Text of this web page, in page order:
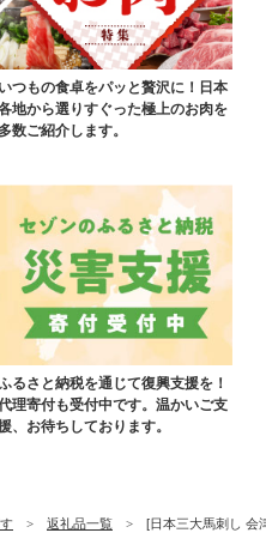
いつもの食卓をパッと贅沢に！日本
地から選りすぐった極上のお肉を
数ご紹介します。
るさと納税を通じて復興支援を！
理寄付も受付中です。温かいご支
、お待ちしております。
返礼品一覧 [日本三大馬刺し 会